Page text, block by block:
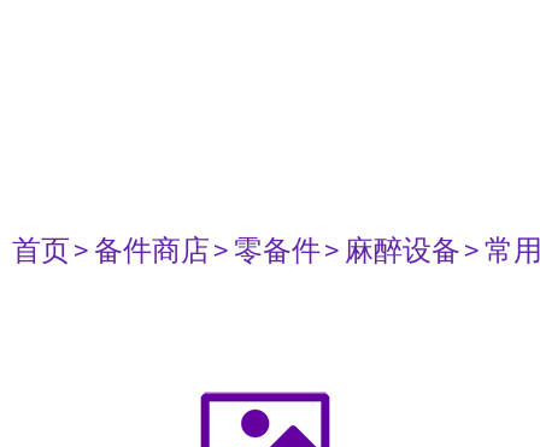
首页> 备件商店> 零备件> 麻醉设备> 常